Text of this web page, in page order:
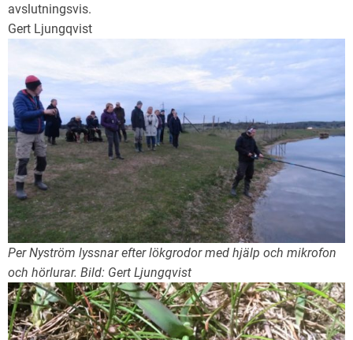
avslutningsvis.
Gert Ljungqvist
Per Nyström lyssnar efter lökgrodor med hjälp och mikrofon
och hörlurar. Bild: Gert Ljungqvist